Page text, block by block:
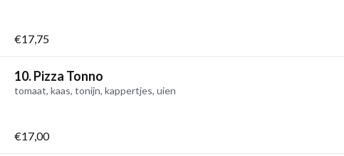
€17,75
10. Pizza Tonno
tomaat, kaas, tonijn, kappertjes, uien
€17,00